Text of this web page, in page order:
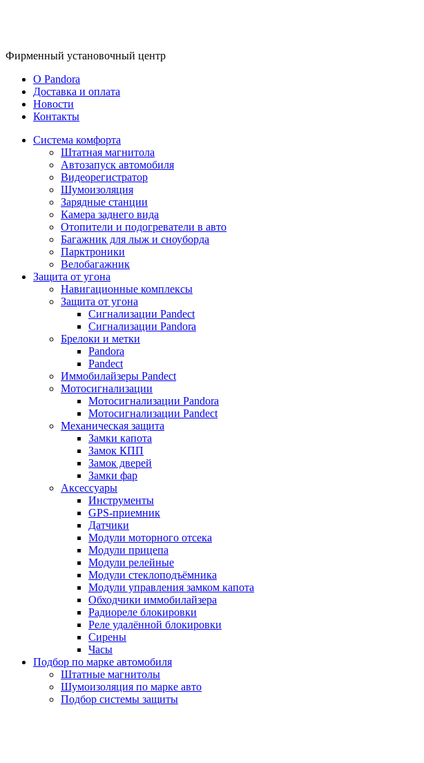
Фирменный установочный центр
O Pandora
Доставка и оплата
Новости
Контакты
Система комфорта
Штатная магнитола
Автозапуск автомобиля
Видеорегистратор
Шумоизоляция
Зарядные станции
Камера заднего вида
Отопители и подогреватели в авто
Багажник для лыж и сноуборда
Парктроники
Велобагажник
Защита от угона
Навигационные комплексы
Защита от угона
Сигнализации Pandect
Сигнализации Pandora
Брелоки и метки
Pandora
Pandect
Иммобилайзеры Pandect
Мотосигнализации
Мотосигнализации Pandora
Мотосигнализации Pandect
Механическая защита
Замки капота
Замок КПП
Замок дверей
Замки фар
Аксессуары
Инструменты
GPS-приемник
Датчики
Модули моторного отсека
Модули прицепа
Модули релейные
Модули стеклоподъёмника
Модули управления замком капота
Обходчики иммобилайзера
Радиореле блокировки
Реле удалённой блокировки
Сирены
Часы
Подбор по марке автомобиля
Штатные магнитолы
Шумоизоляция по марке авто
Подбор системы защиты